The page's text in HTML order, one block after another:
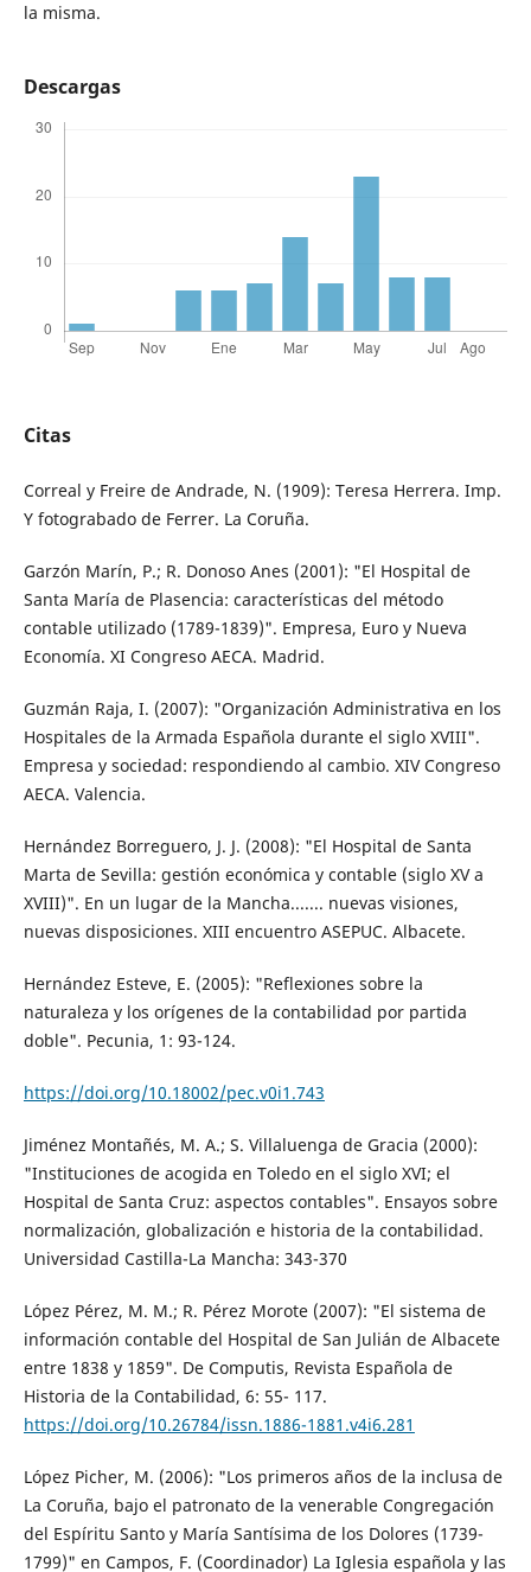
la misma.
Descargas
Citas
Correal y Freire de Andrade, N. (1909): Teresa Herrera. Imp.
Y fotograbado de Ferrer. La Coruña.
Garzón Marín, P.; R. Donoso Anes (2001): "El Hospital de
Santa María de Plasencia: características del método
contable utilizado (1789-1839)". Empresa, Euro y Nueva
Economía. XI Congreso AECA. Madrid.
Guzmán Raja, I. (2007): "Organización Administrativa en los
Hospitales de la Armada Española durante el siglo XVIII".
Empresa y sociedad: respondiendo al cambio. XIV Congreso
AECA. Valencia.
Hernández Borreguero, J. J. (2008): "El Hospital de Santa
Marta de Sevilla: gestión económica y contable (siglo XV a
XVIII)". En un lugar de la Mancha....... nuevas visiones,
nuevas disposiciones. XIII encuentro ASEPUC. Albacete.
Hernández Esteve, E. (2005): "Reflexiones sobre la
naturaleza y los orígenes de la contabilidad por partida
doble". Pecunia, 1: 93-124.
https://doi.org/10.18002/pec.v0i1.743
Jiménez Montañés, M. A.; S. Villaluenga de Gracia (2000):
"Instituciones de acogida en Toledo en el siglo XVI; el
Hospital de Santa Cruz: aspectos contables". Ensayos sobre
normalización, globalización e historia de la contabilidad.
Universidad Castilla-La Mancha: 343-370
López Pérez, M. M.; R. Pérez Morote (2007): "El sistema de
información contable del Hospital de San Julián de Albacete
entre 1838 y 1859". De Computis, Revista Española de
Historia de la Contabilidad, 6: 55- 117.
https://doi.org/10.26784/issn.1886-1881.v4i6.281
López Picher, M. (2006): "Los primeros años de la inclusa de
La Coruña, bajo el patronato de la venerable Congregación
del Espíritu Santo y María Santísima de los Dolores (1739-
1799)" en Campos, F. (Coordinador) La Iglesia española y las